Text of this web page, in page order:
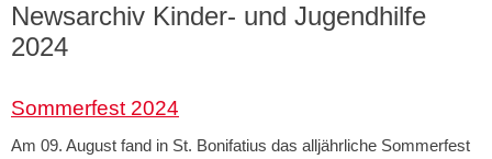
Newsarchiv Kinder- und Jugendhilfe
2024
Sommerfest 2024
Am 09. August fand in St. Bonifatius das alljährliche Sommerfest